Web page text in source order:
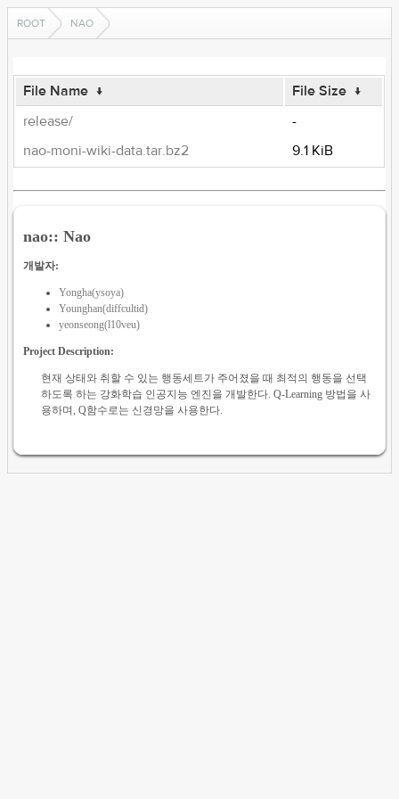
ROOT NAO
File Name ↓ File Size ↓
release/
-
nao-moni-wiki-data.tar.bz2
9.1 KiB
nao:: Nao
개발자:
Yongha(ysoya)
Younghan(diffcultid)
yeonseong(l10veu)
Project Description:
현재 상태와 취할 수 있는 행동세트가 주어졌을 때 최적의 행동을 선택
하도록 하는 강화학습 인공지능 엔진을 개발한다. Q-Learning 방법을 사
용하며, Q함수로는 신경망을 사용한다.